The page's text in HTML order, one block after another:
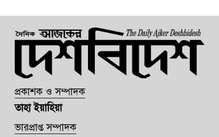
প্রকাশক ও সম্পাদক
তাহা ইয়াহিয়া
ভারপ্রাপ্ত সম্পাদক